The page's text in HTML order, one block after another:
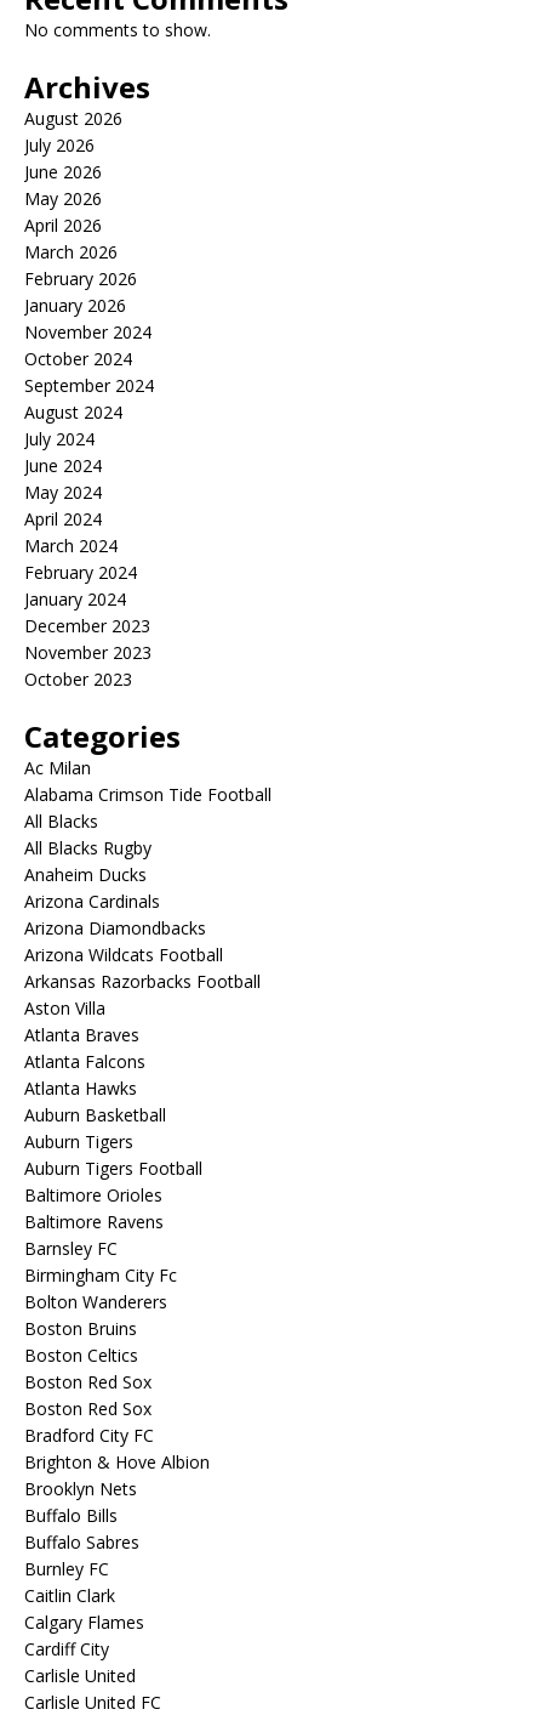
No comments to show.
Archives
August 2026
July 2026
June 2026
May 2026
April 2026
March 2026
February 2026
January 2026
November 2024
October 2024
September 2024
August 2024
July 2024
June 2024
May 2024
April 2024
March 2024
February 2024
January 2024
December 2023
November 2023
October 2023
Categories
Ac Milan
Alabama Crimson Tide Football
All Blacks
All Blacks Rugby
Anaheim Ducks
Arizona Cardinals
Arizona Diamondbacks
Arizona Wildcats Football
Arkansas Razorbacks Football
Aston Villa
Atlanta Braves
Atlanta Falcons
Atlanta Hawks
Auburn Basketball
Auburn Tigers
Auburn Tigers Football
Baltimore Orioles
Baltimore Ravens
Barnsley FC
Birmingham City Fc
Bolton Wanderers
Boston Bruins
Boston Celtics
Boston Red Sox
Boston Red Sox
Bradford City FC
Brighton & Hove Albion
Brooklyn Nets
Buffalo Bills
Buffalo Sabres
Burnley FC
Caitlin Clark
Calgary Flames
Cardiff City
Carlisle United
Carlisle United FC